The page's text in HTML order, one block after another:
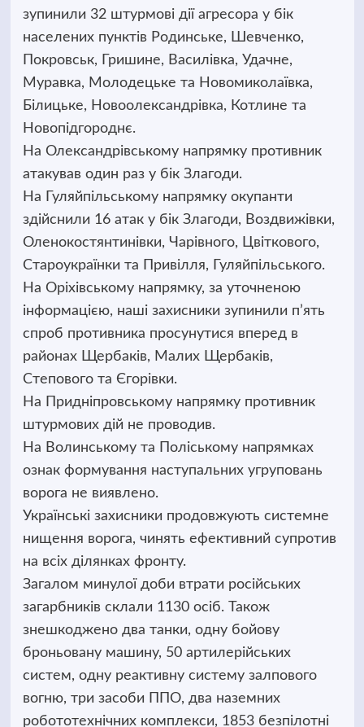
зупинили 32 штурмові дії агресора у бік
населених пунктів Родинське, Шевченко,
Покровськ, Гришине, Василівка, Удачне,
Муравка, Молодецьке та Новомиколаївка,
Білицьке, Новоолександрівка, Котлине та
Новопідгороднє.
На Олександрівському напрямку противник
атакував один раз у бік Злагоди.
На Гуляйпільському напрямку окупанти
здійснили 16 атак у бік Злагоди, Воздвижівки,
Оленокостянтинівки, Чарівного, Цвіткового,
Староукраїнки та Привілля, Гуляйпільського.
На Оріхівському напрямку, за уточненою
інформацією, наші захисники зупинили п’ять
спроб противника просунутися вперед в
районах Щербаків, Малих Щербаків,
Степового та Єгорівки.
На Придніпровському напрямку противник
штурмових дій не проводив.
На Волинському та Поліському напрямках
ознак формування наступальних угруповань
ворога не виявлено.
Українські захисники продовжують системне
нищення ворога, чинять ефективний супротив
на всіх ділянках фронту.
Загалом минулої доби втрати російських
загарбників склали 1130 осіб. Також
знешкоджено два танки, одну бойову
броньовану машину, 50 артилерійських
систем, одну реактивну систему залпового
вогню, три засоби ППО, два наземних
робототехнічних комплекси, 1853 безпілотні